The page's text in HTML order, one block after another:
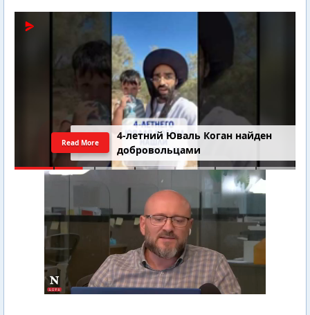
4-летний Юваль Коган найден
добровольцами
Read More